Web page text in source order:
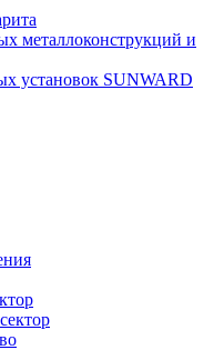
металлоконструкций и
установок SUNWARD